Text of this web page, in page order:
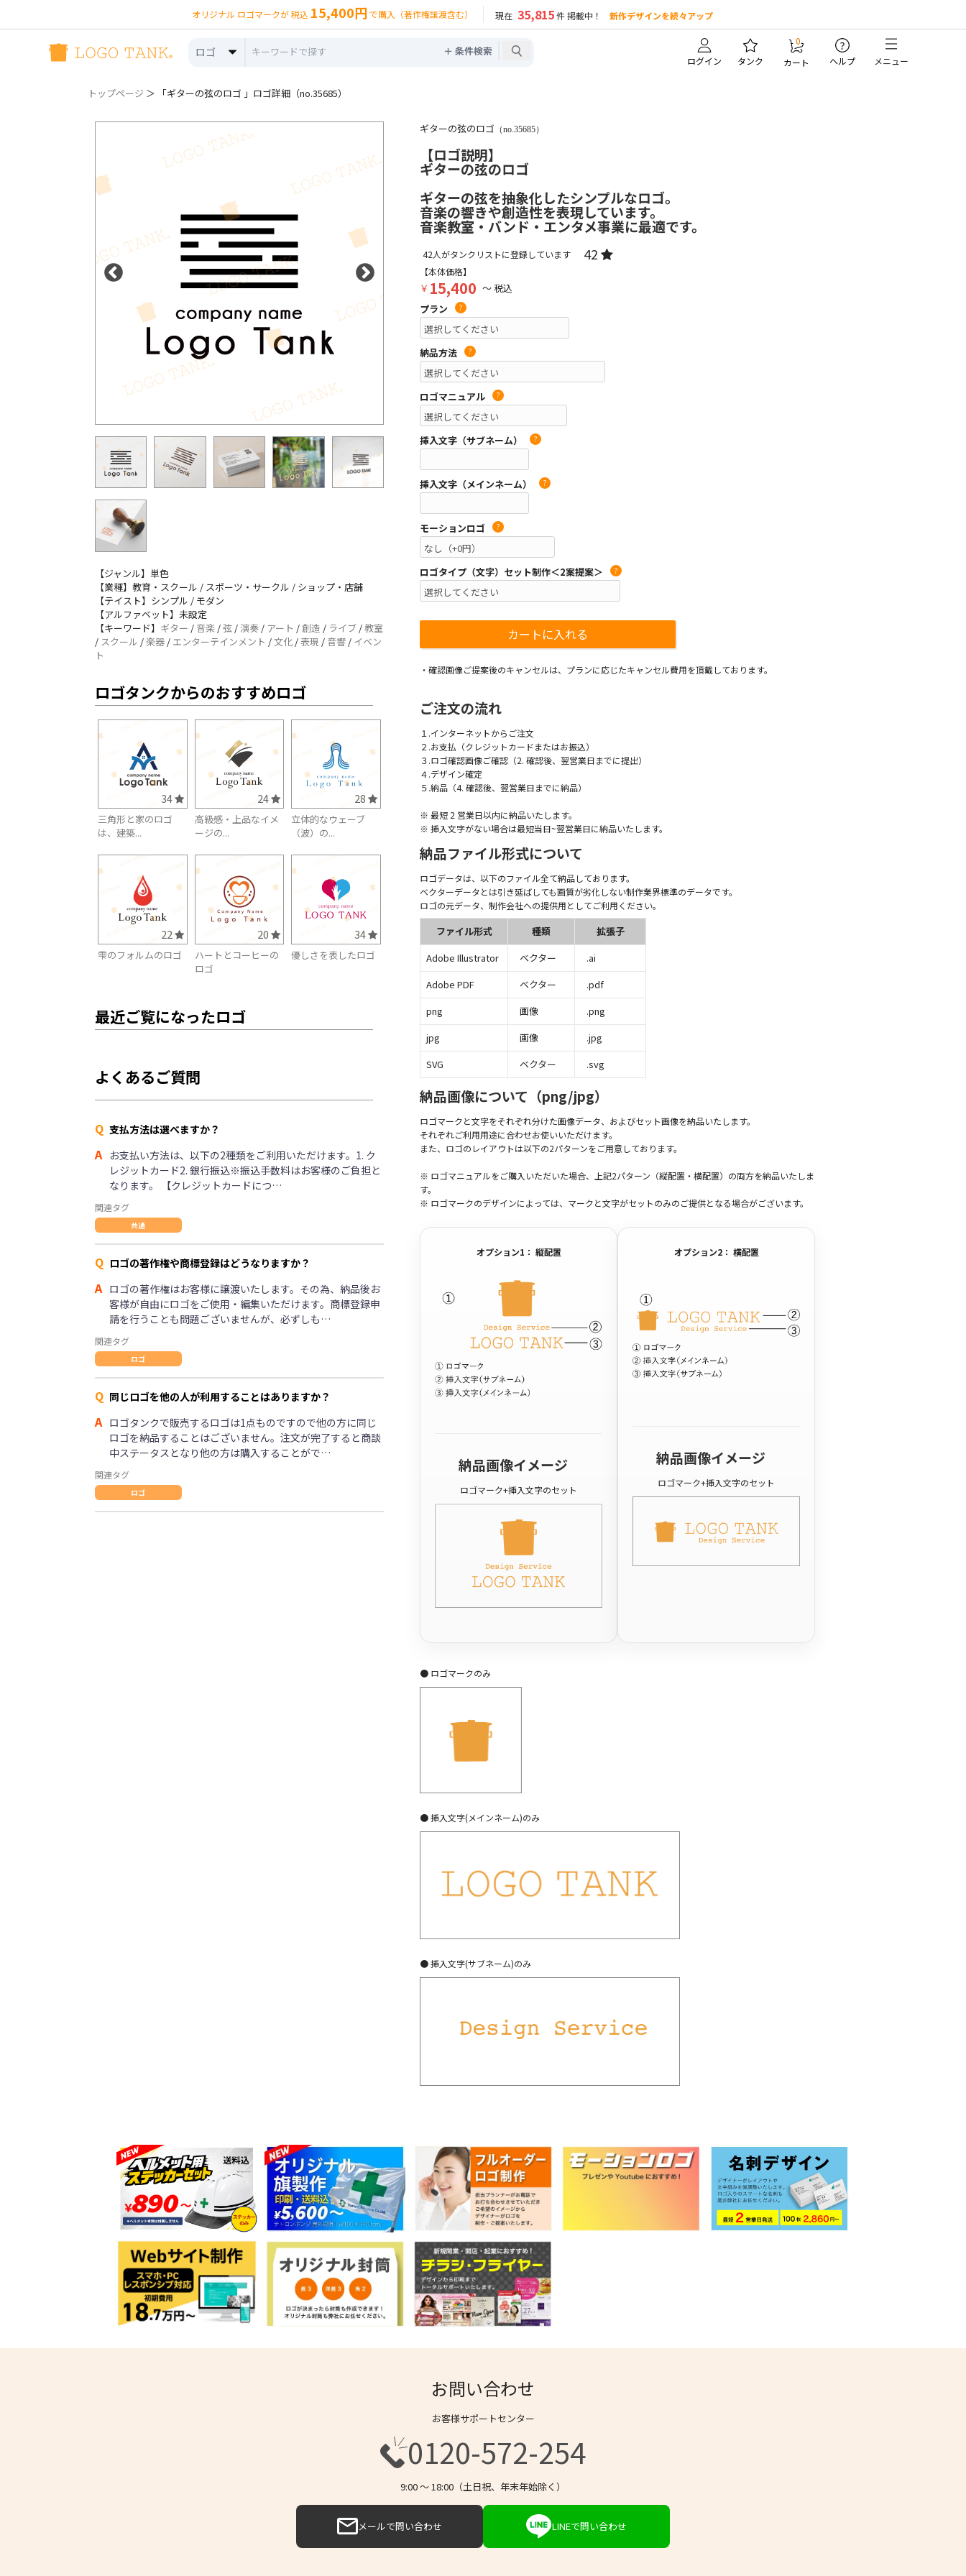
オリジナル ロゴマークが 税込 15,400円 で購入（著作権譲渡含む） 現在 35,815件 掲載中！ 新作デザインを続々アップ
ロゴ ＋ 条件検索
ログイン タンク
0
カート
?
ヘルプ メニュー
トップページ ＞ 「ギターの弦のロゴ 」ロゴ詳細（no.35685）
【ジャンル】単色
【業種】教育・スクール / スポーツ・サークル / ショップ・店舗
【テイスト】シンプル / モダン
【アルファベット】未設定
【キーワード】 ギター / 音楽 /弦 /演奏 / アート /創造 / ライブ / 教室
/ スクール /楽器 / エンターテインメント /文化 /表現 / 音響 / イベン
ト
ロゴタンクからのおすすめロゴ
34
三角形と家のロゴ
は、建築...
24
高級感・上品なイメ
ージの...
28
立体的なウェーブ
（波）の...
22
雫のフォルムのロゴ
20
ハートとコーヒーの
ロゴ
34
優しさを表したロゴ
最近ご覧になったロゴ
よくあるご質問
Q 支払方法は選べますか？
A お支払い方法は、以下の2種類をご利用いただけます。1. ク
レジットカード2. 銀行振込※振込手数料はお客様のご負担と
なります。 【クレジットカードにつ…
関連タグ
共通
Q ロゴの著作権や商標登録はどうなりますか？
A ロゴの著作権はお客様に譲渡いたします。その為、納品後お
客様が自由にロゴをご使用・編集いただけます。商標登録申
請を行うことも問題ございませんが、必ずしも…
関連タグ
ロゴ
Q 同じロゴを他の人が利用することはありますか？
A ロゴタンクで販売するロゴは1点ものですので他の方に同じ
ロゴを納品することはございません。注文が完了すると商談
中ステータスとなり他の方は購入することがで…
関連タグ
ロゴ
ギターの弦のロゴ （no.35685）
【ロゴ説明】
ギターの弦のロゴ
ギターの弦を抽象化したシンプルなロゴ。
音楽の響きや創造性を表現しています。
音楽教室・バンド・エンタメ事業に最適です。
42人がタンクリストに登録しています 42
【本体価格】
￥ 15,400 ～ 税込
プラン
?
納品方法 ?
ロゴマニュアル ?
挿入文字（サブネーム） ?
挿入文字（メインネーム） ?
モーションロゴ ?
ロゴタイプ（文字）セット制作＜2案提案＞ ?
・確認画像ご提案後のキャンセルは、プランに応じたキャンセル費用を頂戴しております。
ご注文の流れ
１.インターネットからご注文
２.お支払（クレジットカードまたはお振込）
３.ロゴ確認画像ご確認（2. 確認後、翌営業日までに提出）
４.デザイン確定
５.納品（4. 確認後、翌営業日までに納品）
※ 最短 2 営業日以内に納品いたします。
※ 挿入文字がない場合は最短当日~翌営業日に納品いたします。
納品ファイル形式について
ロゴデータは、以下のファイル全て納品しております。
ベクターデータとは引き延ばしても画質が劣化しない制作業界標準のデータです。
ロゴの元データ、制作会社への提供用としてご利用ください。
ファイル形式 種類
拡張子
Adobe Illustrator
ベクター
.ai
Adobe PDF
ベクター
.pdf
png
画像
.png
jpg
画像
.jpg
SVG
ベクター .svg
納品画像について（png/jpg）
ロゴマークと文字をそれぞれ分けた画像データ、およびセット画像を納品いたします。
それぞれご利用用途に合わせお使いいただけます。
また、ロゴのレイアウトは以下の2パターンをご用意しております。
※ ロゴマニュアルをご購入いただいた場合、上記2パターン（縦配置・横配置）の両方を納品いたしま
す。
※ ロゴマークのデザインによっては、マークと文字がセットのみのご提供となる場合がございます。
オプション1： 縦配置
納品画像イメージ
ロゴマーク+挿入文字のセット
オプション2： 横配置
納品画像イメージ
ロゴマーク+挿入文字のセット
● ロゴマークのみ
● 挿入文字(メインネーム)のみ
● 挿入文字(サブネーム)のみ
お問い合わせ
お客様サポートセンター
0120-572-254
9:00 〜 18:00（土日祝、年末年始除く）
メールで問い合わせ LINEで問い合わせ